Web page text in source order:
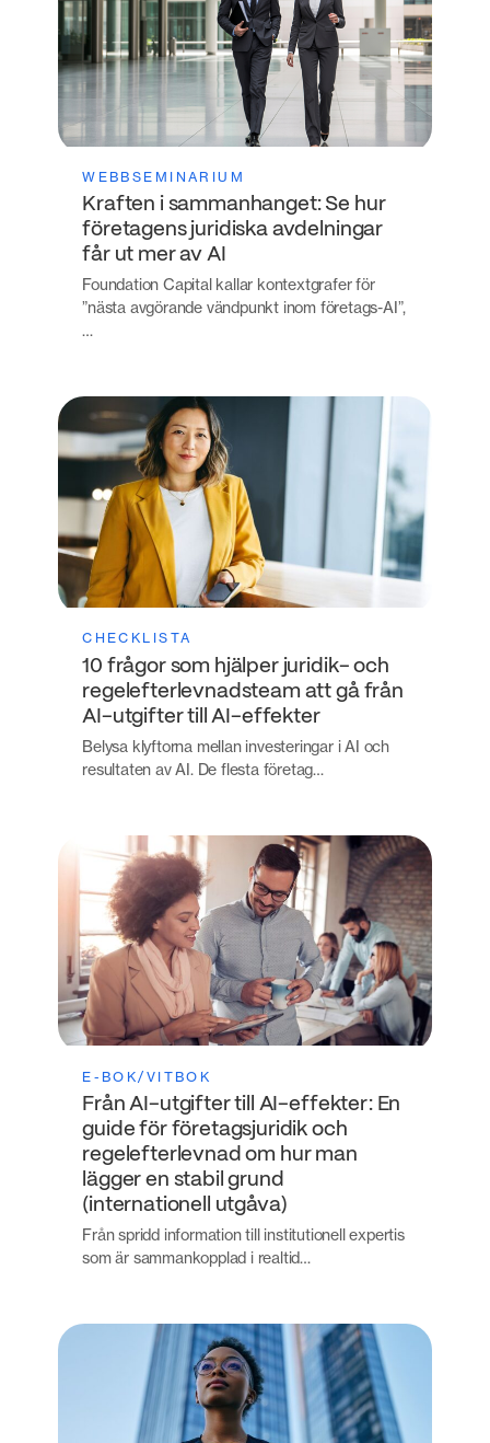
WEBBSEMINARIUM
Kraften i sammanhanget: Se hur
företagens juridiska avdelningar
får ut mer av AI
Foundation Capital kallar kontextgrafer för
”nästa avgörande vändpunkt inom företags-AI”,
…
CHECKLISTA
10 frågor som hjälper juridik- och
regelefterlevnadsteam att gå från
AI-utgifter till AI-effekter
Belysa klyftorna mellan investeringar i AI och
resultaten av AI. De flesta företag…
E-BOK/VITBOK
Från AI-utgifter till AI-effekter: En
guide för företagsjuridik och
regelefterlevnad om hur man
lägger en stabil grund
(internationell utgåva)
Från spridd information till institutionell expertis
som är sammankopplad i realtid…